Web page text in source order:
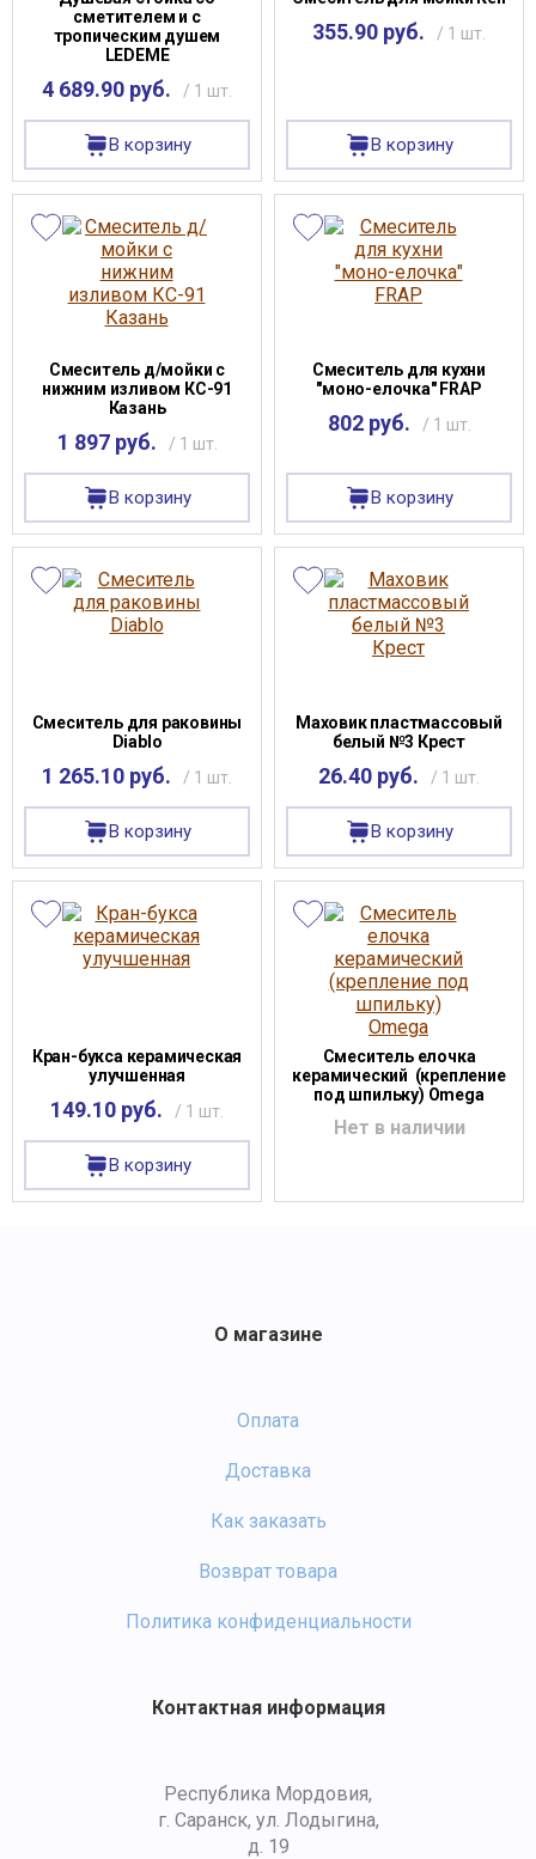
сметителем и с
тропическим душем
LEDEME
4 689.90 руб. / 1 шт.
В корзину
355.90 руб. / 1 шт.
В корзину
Смеситель д/мойки с
нижним изливом КС-91
Казань
1 897 руб. / 1 шт.
В корзину
Смеситель для кухни
"моно-елочка" FRAP
802 руб. / 1 шт.
В корзину
Смеситель для раковины
Diablo
1 265.10 руб. / 1 шт.
В корзину
Маховик пластмассовый
белый №3 Крест
26.40 руб. / 1 шт.
В корзину
Кран-букса керамическая
улучшенная
149.10 руб. / 1 шт.
В корзину
Смеситель елочка
керамический (крепление
под шпильку) Omega
Нет в наличии
О магазине
Оплата
Доставка
Как заказать
Возврат товара
Политика конфиденциальности
Контактная информация
Республика Мордовия,
г. Саранск, ул. Лодыгина,
д. 19